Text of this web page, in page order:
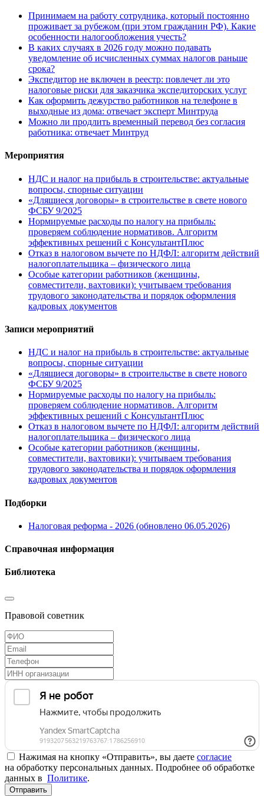
Принимаем на работу сотрудника, который постоянно
проживает за рубежом (при этом гражданин РФ). Какие
особенности налогообложения учесть?
В каких случаях в 2026 году можно подавать
уведомление об исчисленных суммах налогов раньше
срока?
Экспедитор не включен в реестр: повлечет ли это
налоговые риски для заказчика экспедиторских услуг
Как оформить дежурство работников на телефоне в
выходные из дома: отвечает эксперт Минтруда
Можно ли продлить временный перевод без согласия
работника: отвечает Минтруд
Мероприятия
НДС и налог на прибыль в строительстве: актуальные
вопросы, спорные ситуации
«Длящиеся договоры» в строительстве в свете нового
ФСБУ 9/2025
Нормируемые расходы по налогу на прибыль:
проверяем соблюдение нормативов. Алгоритм
эффективных решений с КонсультантПлюс
Отказ в налоговом вычете по НДФЛ: алгоритм действий
налогоплательщика – физического лица
Особые категории работников (женщины,
совместители, вахтовики): учитываем требования
трудового законодательства и порядок оформления
кадровых документов
Записи мероприятий
НДС и налог на прибыль в строительстве: актуальные
вопросы, спорные ситуации
«Длящиеся договоры» в строительстве в свете нового
ФСБУ 9/2025
Нормируемые расходы по налогу на прибыль:
проверяем соблюдение нормативов. Алгоритм
эффективных решений с КонсультантПлюс
Отказ в налоговом вычете по НДФЛ: алгоритм действий
налогоплательщика – физического лица
Особые категории работников (женщины,
совместители, вахтовики): учитываем требования
трудового законодательства и порядок оформления
кадровых документов
Подборки
Налоговая реформа - 2026 (обновлено 06.05.2026)
Справочная информация
Библиотека
Правовой советник
Нажимая на кнопку «Отправить», вы даете согласие
на обработку персональных данных. Подробнее об обработке
данных в Политике.
Отправить